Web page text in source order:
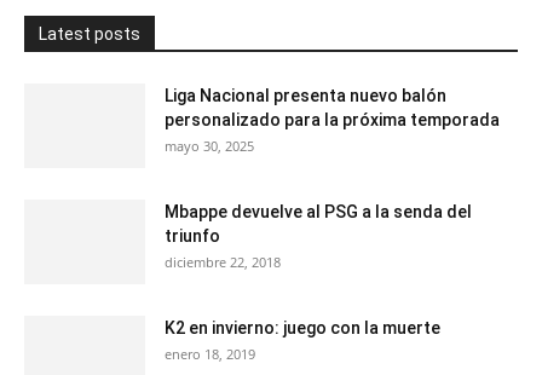
Latest posts
Liga Nacional presenta nuevo balón
personalizado para la próxima temporada
mayo 30, 2025
Mbappe devuelve al PSG a la senda del
triunfo
diciembre 22, 2018
K2 en invierno: juego con la muerte
enero 18, 2019